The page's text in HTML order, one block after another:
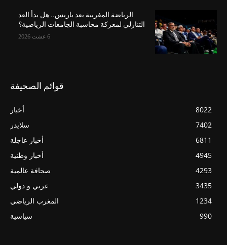
الرياضة المغربية بعد باريس.. هل بدأ العد
التنازلي لمعركة محاسبة الجامعات الرياضية؟
6 غشت 2026
قوائم الصحيفة
أخبار
8022
سلايدر
7402
أخبار عاجلة
6811
أخبار وطنية
4945
صحافة عالمية
4293
عربي و دولي
3435
المغرب الرياضي
1234
سياسية
990